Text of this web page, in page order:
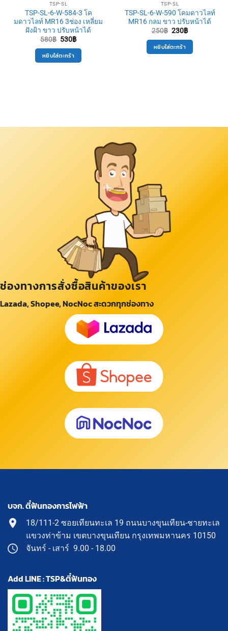
TSP-SL
TSP-SL-6-W-584-3 โค
มดาวไลท์ MR16 3ช่อง เหลี่ยม
ฝังฝ้า ขาว ปรับหน้าได้
580฿ Original
was:
580฿.
530฿Current
is:
530฿.
หยิบใส่ตะกร้า
TSP-SL
TSP-SL-6-W-590 โคมดาวไลท์
MR16 กลม ขาว ปรับหน้าได้
250฿ Original
was:
250฿.
230฿Current
is:
230฿.
หยิบใส่ตะกร้า
ช่องทางการสั่งซื้อสินค้าของเรา
Lazada, Shopee, NocNoc สะดวกทุกช่องทาง
บจก. ตี๋ฟันทองการไฟฟ้า
18/111-2 ซอยเทียนทะเล 19 ถนนบางขุนเทียน-ชายทะเล
แขวงท่าข้าม เขตบางขุนเทียน กรุงเทพมหานคร 10150
จันทร์ - เสาร์ 9.00 - 18.00
Add LINE : TSP&ตี๋ฟันทอง